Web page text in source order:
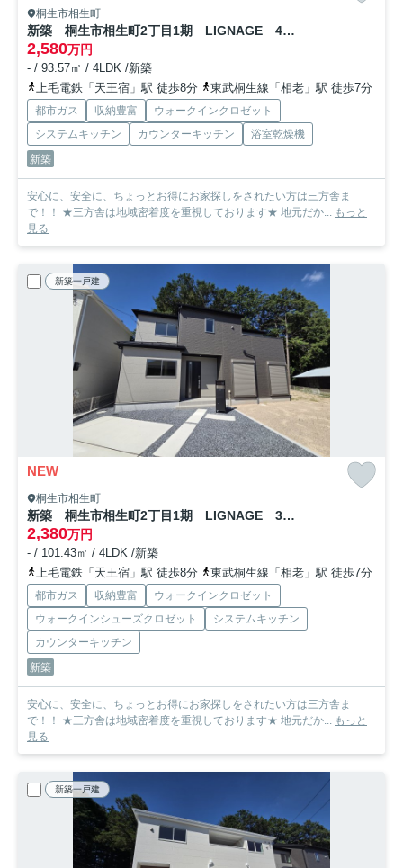
桐生市相生町
新築 桐生市相生町2丁目1期 LIGNAGE 4号棟
2,580万円
- / 93.57㎡ / 4LDK /新築
上毛電鉄「天王宿」駅 徒歩8分
東武桐生線「相老」駅 徒歩7分
都市ガス 収納豊富
ウォークインクロゼット
システムキッチン
カウンターキッチン
浴室乾燥機
新築
安心に、安全に、ちょっとお得にお家探しをされたい方は三方舎ま
で！！ ★三方舎は地域密着度を重視しております★ 地元だか... もっと
見る
新築一戸建
NEW
桐生市相生町
新築 桐生市相生町2丁目1期 LIGNAGE 3号棟
2,380万円
- / 101.43㎡ / 4LDK /新築
上毛電鉄「天王宿」駅 徒歩8分
東武桐生線「相老」駅 徒歩7分
都市ガス 収納豊富
ウォークインクロゼット
ウォークインシューズクロゼット
システムキッチン
カウンターキッチン
新築
安心に、安全に、ちょっとお得にお家探しをされたい方は三方舎ま
で！！ ★三方舎は地域密着度を重視しております★ 地元だか... もっと
見る
新築一戸建